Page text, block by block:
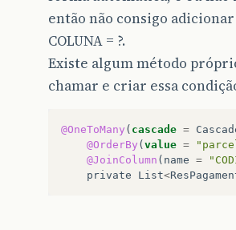
então não consigo
COLUNA = ?.
Existe algum método
chamar e criar essa
@OneToMany ( cascade =
@OrderBy ( value =
@JoinColumn ( name =
private
List<